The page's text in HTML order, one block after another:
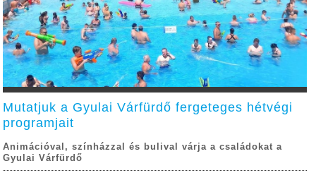
Mutatjuk a Gyulai Várfürdő fergeteges hétvégi
programjait
Animációval, színházzal és bulival várja a családokat a
Gyulai Várfürdő